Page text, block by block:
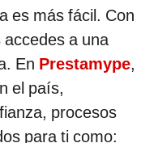
es más fácil. Con
accedes a una
En Prestamype,
el país,
procesos
para ti como: